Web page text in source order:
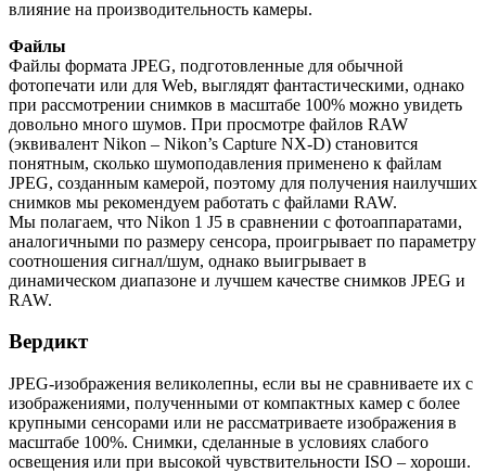
влияние на производительность камеры.
Файлы
Файлы формата JPEG, подготовленные для обычной
фотопечати или для Web, выглядят фантастическими, однако
при рассмотрении снимков в масштабе 100% можно увидеть
довольно много шумов. При просмотре файлов RAW
(эквивалент Nikon – Nikon’s Capture NX-D) становится
понятным, сколько шумоподавления применено к файлам
JPEG, созданным камерой, поэтому для получения наилучших
снимков мы рекомендуем работать с файлами RAW.
Мы полагаем, что Nikon 1 J5 в сравнении с фотоаппаратами,
аналогичными по размеру сенсора, проигрывает по параметру
соотношения сигнал/шум, однако выигрывает в
динамическом диапазоне и лучшем качестве снимков JPEG и
RAW.
Вердикт
JPEG-изображения великолепны, если вы не сравниваете их с
изображениями, полученными от компактных камер с более
крупными сенсорами или не рассматриваете изображения в
масштабе 100%. Снимки, сделанные в условиях слабого
освещения или при высокой чувствительности ISO – хороши.